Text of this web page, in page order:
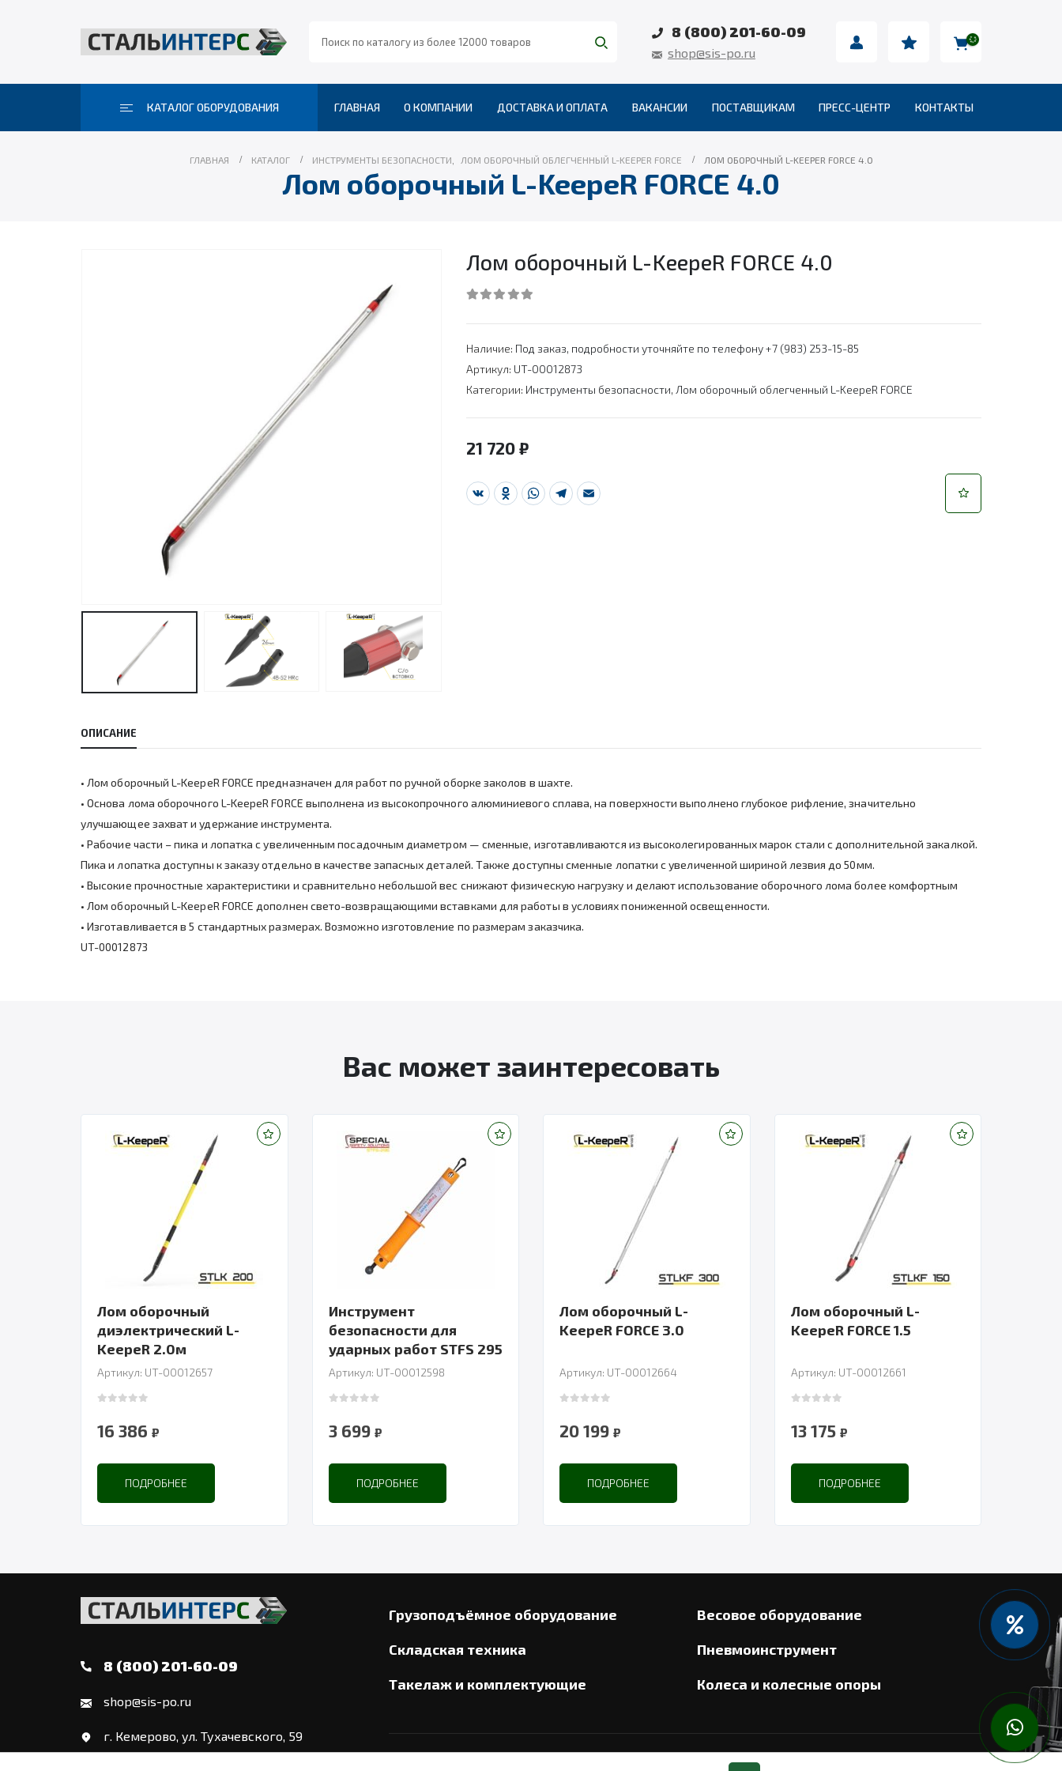
8 (800) 201-60-09
shop@sis-po.ru
КАТАЛОГ ОБОРУДОВАНИЯ ГЛАВНАЯ О КОМПАНИИ ДОСТАВКА И ОПЛАТА ВАКАНСИИ ПОСТАВЩИКАМ ПРЕСС-ЦЕНТР КОНТАКТЫ
ГЛАВНАЯ КАТАЛОГ ИНСТРУМЕНТЫ БЕЗОПАСНОСТИ ЛОМ ОБОРОЧНЫЙ ОБЛЕГЧЕННЫЙ L-KEEPER FORCE ЛОМ ОБОРОЧНЫЙ L-KEEPER FORCE 4.0
Лом оборочный L-KeepeR FORCE 4.0
Лом оборочный L-KeepeR FORCE 4.0
Наличие: Под заказ, подробности уточняйте по телефону +7 (983) 253-15-85
Артикул: UT-00012873
Категории: Инструменты безопасности, Лом оборочный облегченный L-KeepeR FORCE
21 720 ₽
VK Odnoklassniki
WhatsApp
Telegram
Email
ОПИСАНИЕ
• Лом оборочный L-KeepeR FORCE предназначен для работ по ручной оборке заколов в шахте.
• Основа лома оборочного L-KeepeR FORCE выполнена из высокопрочного алюминиевого сплава, на поверхности выполнено глубокое рифление, значительно
улучшающее захват и удержание инструмента.
• Рабочие части – пика и лопатка с увеличенным посадочным диаметром — сменные, изготавливаются из высоколегированных марок стали с дополнительной закалкой.
Пика и лопатка доступны к заказу отдельно в качестве запасных деталей. Также доступны сменные лопатки с увеличенной шириной лезвия до 50мм.
• Высокие прочностные характеристики и сравнительно небольшой вес снижают физическую нагрузку и делают использование оборочного лома более комфортным
• Лом оборочный L-KeepeR FORCE дополнен свето-возвращающими вставками для работы в условиях пониженной освещенности.
• Изготавливается в 5 стандартных размерах. Возможно изготовление по размерам заказчика.
UT-00012873
Вас может заинтересовать
Лом оборочный
диэлектрический L-
KeepeR 2.0м
Артикул: UT-00012657
16 386 ₽
ПОДРОБНЕЕ
Инструмент
безопасности для
ударных работ STFS 295
Артикул: UT-00012598
3 699 ₽
ПОДРОБНЕЕ
Лом оборочный L-
KeepeR FORCE 3.0
Артикул: UT-00012664
20 199 ₽
ПОДРОБНЕЕ
Лом оборочный L-
KeepeR FORCE 1.5
Артикул: UT-00012661
13 175 ₽
ПОДРОБНЕЕ
8 (800) 201-60-09
shop@sis-po.ru
г. Кемерово, ул. Тухачевского, 59
Грузоподъёмное оборудование
Складская техника
Такелаж и комплектующие
Весовое оборудование
Пневмоинструмент
Колеса и колесные опоры
Сайт разработан в «Резалт»